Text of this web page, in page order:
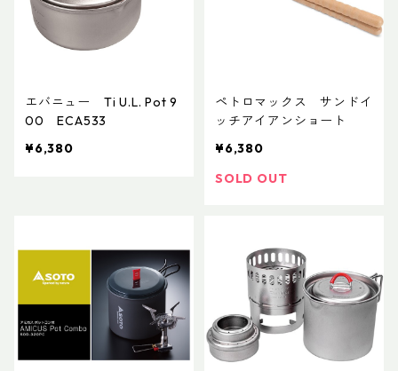
エバニュー Ti U.L. Pot 9
00 ECA533
¥6,380
ペトロマックス サンドイ
ッチアイアンショート
¥6,380
SOLD OUT